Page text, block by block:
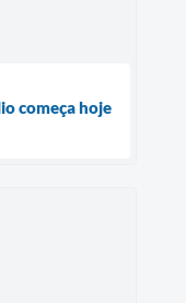
começa hoje